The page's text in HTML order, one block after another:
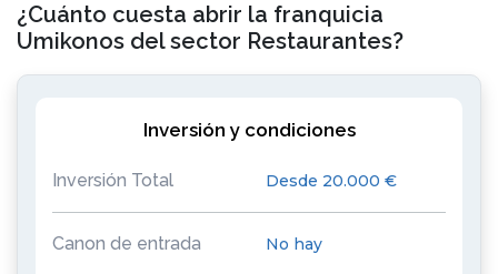
¿Cuánto cuesta abrir la franquicia
Umikonos del sector Restaurantes?
Inversión y condiciones
Inversión Total Desde 20.000 €
Canon de entrada No hay